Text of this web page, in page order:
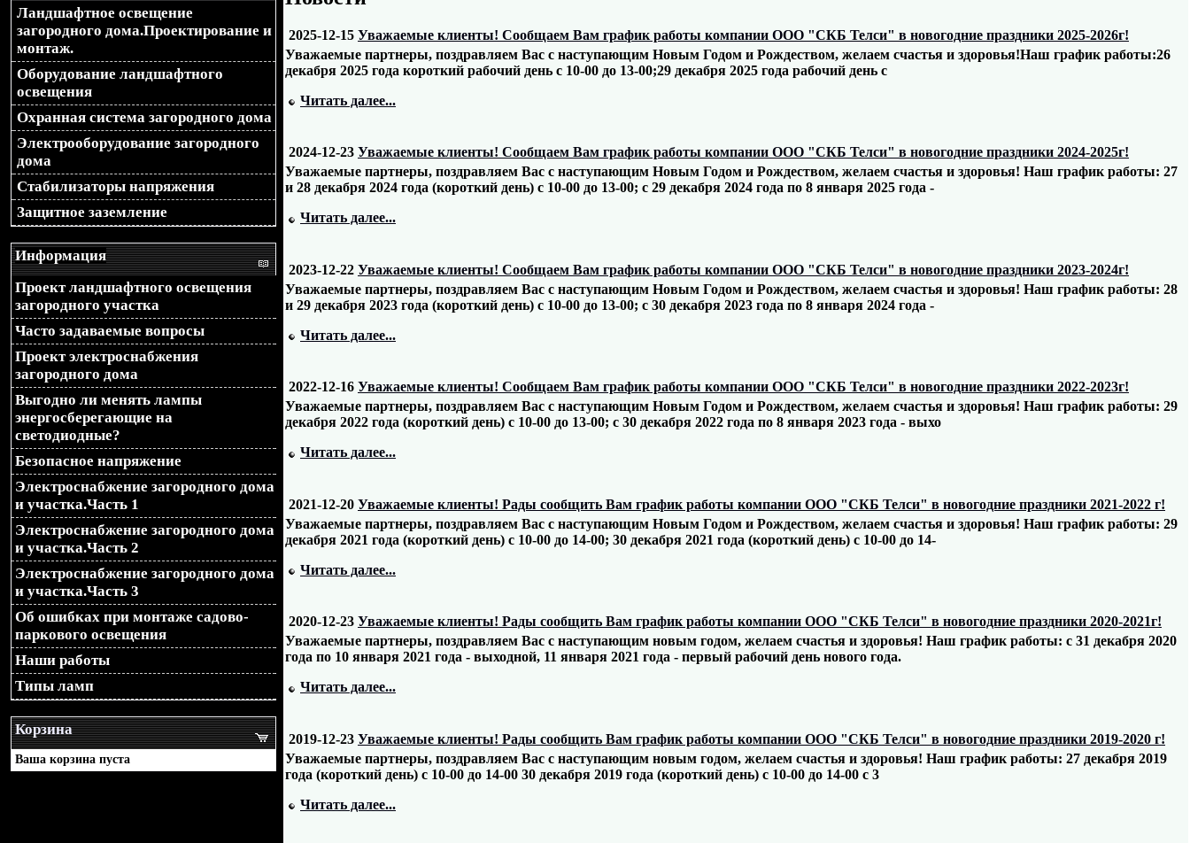
Ландшафтное освещение
загородного дома.Проектирование и
монтаж.
Оборудование ландшафтного
освещения
Охранная система загородного дома
Электрооборудование загородного
дома
Стабилизаторы напряжения
Защитное заземление
Информация
Проект ландшафтного освещения
загородного участка
Часто задаваемые вопросы
Проект электроснабжения
загородного дома
Выгодно ли менять лампы
энергосберегающие на
светодиодные?
Безопасное напряжение
Электроснабжение загородного дома
и участка.Часть 1
Электроснабжение загородного дома
и участка.Часть 2
Электроснабжение загородного дома
и участка.Часть 3
Об ошибках при монтаже садово-
паркового освещения
Наши работы
Типы ламп
Корзина
Ваша корзина пуста
2025-12-15 Уважаемые клиенты! Сообщаем Вам график работы компании ООО "СКБ Телси" в новогодние праздники 2025-2026г!
Уважаемые партнеры, поздравляем Вас с наступающим Новым Годом и Рождеством, желаем счастья и здоровья!Наш график работы:26
декабря 2025 года короткий рабочий день с 10-00 до 13-00;29 декабря 2025 года рабочий день с
Читать далее...
2024-12-23 Уважаемые клиенты! Сообщаем Вам график работы компании ООО "СКБ Телси" в новогодние праздники 2024-2025г!
Уважаемые партнеры, поздравляем Вас с наступающим Новым Годом и Рождеством, желаем счастья и здоровья! Наш график работы: 27
и 28 декабря 2024 года (короткий день) с 10-00 до 13-00; с 29 декабря 2024 года по 8 января 2025 года -
Читать далее...
2023-12-22 Уважаемые клиенты! Сообщаем Вам график работы компании ООО "СКБ Телси" в новогодние праздники 2023-2024г!
Уважаемые партнеры, поздравляем Вас с наступающим Новым Годом и Рождеством, желаем счастья и здоровья! Наш график работы: 28
и 29 декабря 2023 года (короткий день) с 10-00 до 13-00; с 30 декабря 2023 года по 8 января 2024 года -
Читать далее...
2022-12-16 Уважаемые клиенты! Сообщаем Вам график работы компании ООО "СКБ Телси" в новогодние праздники 2022-2023г!
Уважаемые партнеры, поздравляем Вас с наступающим Новым Годом и Рождеством, желаем счастья и здоровья! Наш график работы: 29
декабря 2022 года (короткий день) с 10-00 до 13-00; с 30 декабря 2022 года по 8 января 2023 года - выхо
Читать далее...
2021-12-20 Уважаемые клиенты! Рады сообщить Вам график работы компании ООО "СКБ Телси" в новогодние праздники 2021-2022 г!
Уважаемые партнеры, поздравляем Вас с наступающим Новым Годом и Рождеством, желаем счастья и здоровья! Наш график работы: 29
декабря 2021 года (короткий день) с 10-00 до 14-00; 30 декабря 2021 года (короткий день) с 10-00 до 14-
Читать далее...
2020-12-23 Уважаемые клиенты! Рады сообщить Вам график работы компании ООО "СКБ Телси" в новогодние праздники 2020-2021г!
Уважаемые партнеры, поздравляем Вас с наступающим новым годом, желаем счастья и здоровья! Наш график работы: с 31 декабря 2020
года по 10 января 2021 года - выходной, 11 января 2021 года - первый рабочий день нового года.
Читать далее...
2019-12-23 Уважаемые клиенты! Рады сообщить Вам график работы компании ООО "СКБ Телси" в новогодние праздники 2019-2020 г!
Уважаемые партнеры, поздравляем Вас с наступающим новым годом, желаем счастья и здоровья! Наш график работы: 27 декабря 2019
года (короткий день) с 10-00 до 14-00 30 декабря 2019 года (короткий день) с 10-00 до 14-00 с 3
Читать далее...